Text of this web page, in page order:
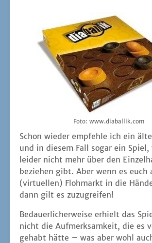
Foto: www.diaballik.com
Schon wie­der emp­feh­le ich ein
und in die­sem Fall sogar ein Spiel,
lei­der nicht mehr über den
bezie­hen gibt. Aber wenn es euch
(vir­tu­el­len) Floh­markt in die
dann gilt es zuzugreifen!
Bedau­er­li­cher­wei­se erhielt das
nicht die Auf­merk­sam­keit, die es
gehabt hät­te – was aber wohl